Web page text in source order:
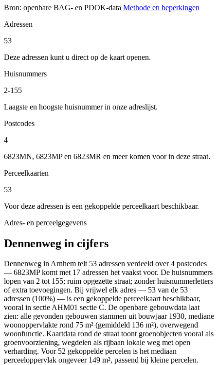
Bron: openbare BAG- en PDOK-data Methode en beperkingen
Adressen
53
Deze adressen kunt u direct op de kaart openen.
Huisnummers
2-155
Laagste en hoogste huisnummer in onze adreslijst.
Postcodes
4
6823MN, 6823MP en 6823MR en meer komen voor in deze straat.
Perceelkaarten
53
Voor deze adressen is een gekoppelde perceelkaart beschikbaar.
Adres- en perceelgegevens
Dennenweg in cijfers
Dennenweg in Arnhem telt 53 adressen verdeeld over 4 postcodes
— 6823MP komt met 17 adressen het vaakst voor. De huisnummers
lopen van 2 tot 155; ruim opgezette straat; zonder huisnummerletters
of extra toevoegingen. Bij vrijwel elk adres — 53 van de 53
adressen (100%) — is een gekoppelde perceelkaart beschikbaar,
vooral in sectie AHM01 sectie C. De openbare gebouwdata laat
zien: alle gevonden gebouwen stammen uit bouwjaar 1930, mediane
woonoppervlakte rond 75 m² (gemiddeld 136 m²), overwegend
woonfunctie. Kaartdata rond de straat toont groenobjecten vooral als
groenvoorziening, wegdelen als rijbaan lokale weg met open
verharding. Voor 52 gekoppelde percelen is het mediaan
perceeloppervlak ongeveer 149 m², passend bij kleine percelen.